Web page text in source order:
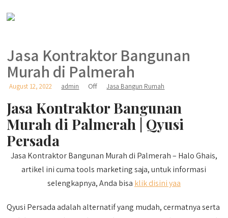
Jasa Kontraktor Bangunan
Murah di Palmerah
August 12, 2022 admin Off Jasa Bangun Rumah
Jasa Kontraktor Bangunan
Murah di Palmerah | Qyusi
Persada
Jasa Kontraktor Bangunan Murah di Palmerah – Halo Ghais,
artikel ini cuma tools marketing saja, untuk informasi
selengkapnya, Anda bisa klik disini yaa
Qyusi Persada adalah alternatif yang mudah, cermatnya serta